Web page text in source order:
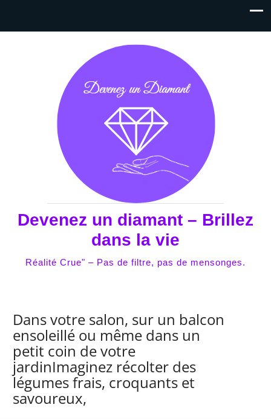
Devenez un diamant – Brillez
dans la vie
Réalité Crue" – Pas de filtre, pas de mensonges.
Dans votre salon, sur un balcon
ensoleillé ou même dans un
petit coin de votre
jardinImaginez récolter des
légumes frais, croquants et
savoureux,